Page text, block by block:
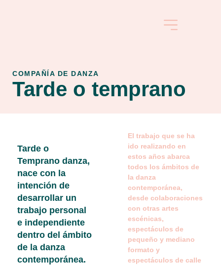
COMPAÑÍA DE DANZA
Tarde o temprano
Tarde o
Temprano danza,
nace con la
intención de
desarrollar un
trabajo personal
e independiente
dentro del ámbito
de la danza
contemporánea.
El trabajo que se ha
ido realizando en
estos años abarca
todos los ámbitos de
la danza
contemporánea,
desde colaboraciones
con otras artes
escénicas,
espectáculos de
pequeño y mediano
formato y
espectáculos de calle